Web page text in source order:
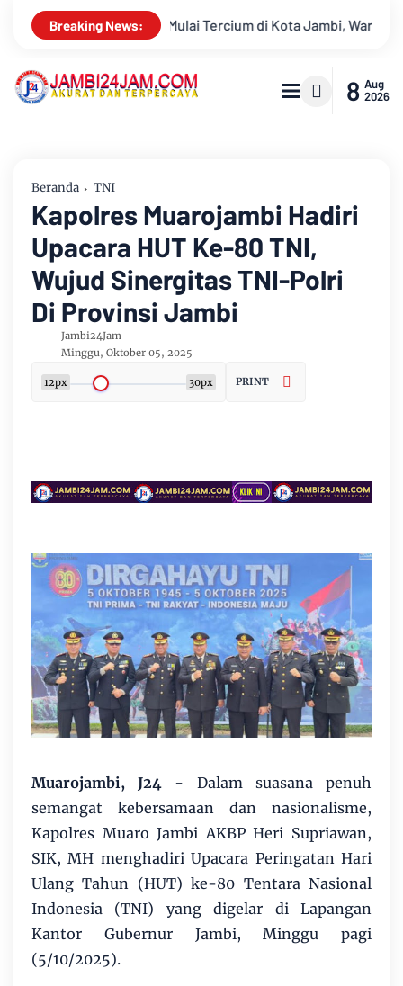
Breaking News:
Warga Diminta Waspada Hadapi Puncak Kemarau
8 Aug
2026
Beranda TNI
Kapolres Muarojambi Hadiri
Upacara HUT Ke-80 TNI,
Wujud Sinergitas TNI-Polri
Di Provinsi Jambi
Jambi24Jam
Minggu, Oktober 05, 2025
12px 30px PRINT
Muarojambi, J24 - Dalam suasana penuh
semangat kebersamaan dan nasionalisme,
Kapolres Muaro Jambi AKBP Heri Supriawan,
SIK, MH menghadiri Upacara Peringatan Hari
Ulang Tahun (HUT) ke-80 Tentara Nasional
Indonesia (TNI) yang digelar di Lapangan
Kantor Gubernur Jambi, Minggu pagi
(5/10/2025).